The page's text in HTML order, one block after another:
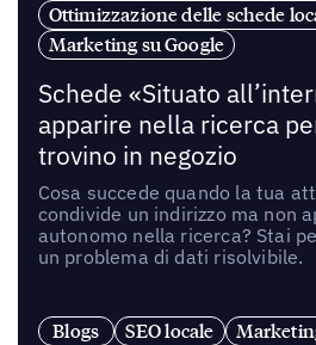
Ottimizzazione delle schede
Marketing su Google
Schede «Situato
apparire nella ricerca
trovino in negozio
Cosa succede quando la tua
condivide un indirizzo ma non
autonomo nella ricerca? Stai
un problema di dati risolvibile.
Blogs SEO locale